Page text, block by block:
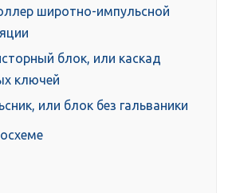
широтно-импульсной
блок, или каскад
ключей
или блок без гальваники